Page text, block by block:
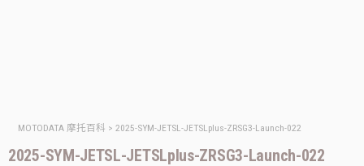
MOTODATA 摩托百科 > 2025-SYM-JETSL-JETSLplus-ZRSG3-Launch-022
2025-SYM-JETSL-JETSLplus-ZRSG3-Launch-022